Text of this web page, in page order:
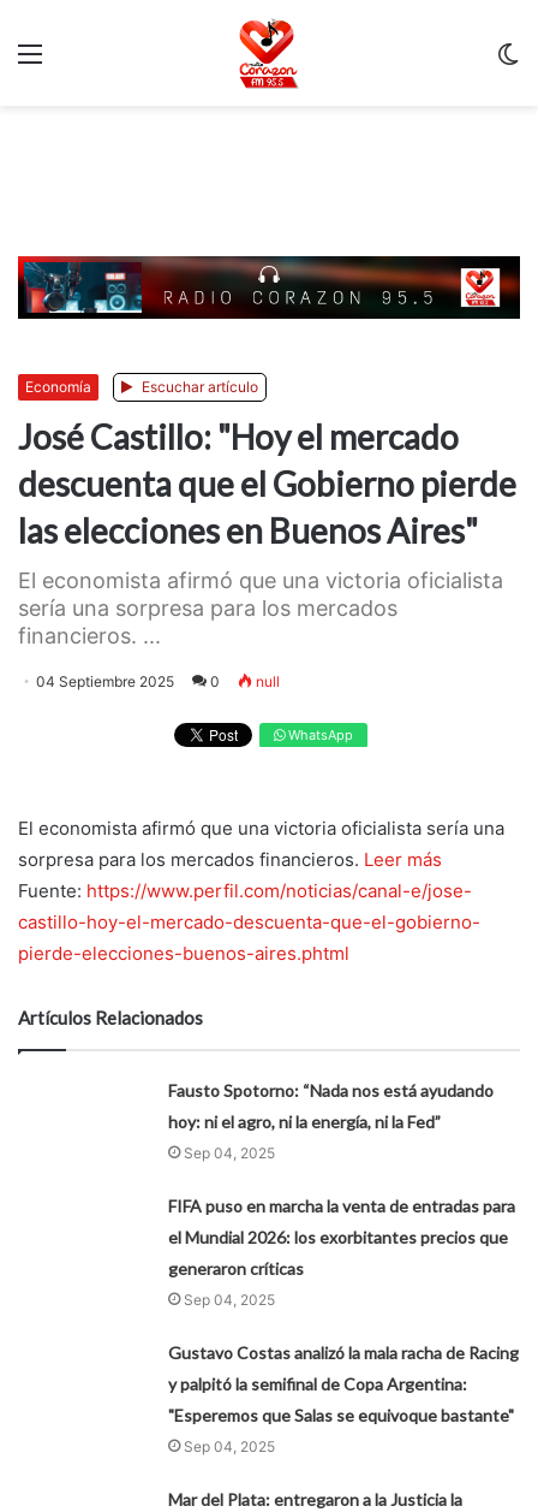
Economía Escuchar artículo
José Castillo: "Hoy el mercado
descuenta que el Gobierno pierde
las elecciones en Buenos Aires"
El economista afirmó que una victoria oficialista
sería una sorpresa para los mercados
financieros. ...
04 Septiembre 2025 0 null
WhatsApp
El economista afirmó que una victoria oficialista sería una
sorpresa para los mercados financieros. Leer más
Fuente: https://www.perfil.com/noticias/canal-e/jose-
castillo-hoy-el-mercado-descuenta-que-el-gobierno-
pierde-elecciones-buenos-aires.phtml
Artículos Relacionados
Fausto Spotorno: “Nada nos está ayudando
hoy: ni el agro, ni la energía, ni la Fed”
Sep 04, 2025
FIFA puso en marcha la venta de entradas para
el Mundial 2026: los exorbitantes precios que
generaron críticas
Sep 04, 2025
Gustavo Costas analizó la mala racha de Racing
y palpitó la semifinal de Copa Argentina:
"Esperemos que Salas se equivoque bastante"
Sep 04, 2025
Mar del Plata: entregaron a la Justicia la